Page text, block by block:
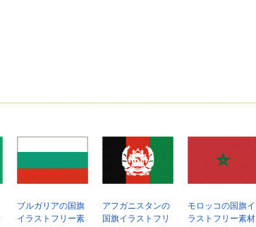
ブルガリアの国旗
イラストフリー素
アフガニスタンの
国旗イラストフリ
モロッコの国旗イ
ラストフリー素材